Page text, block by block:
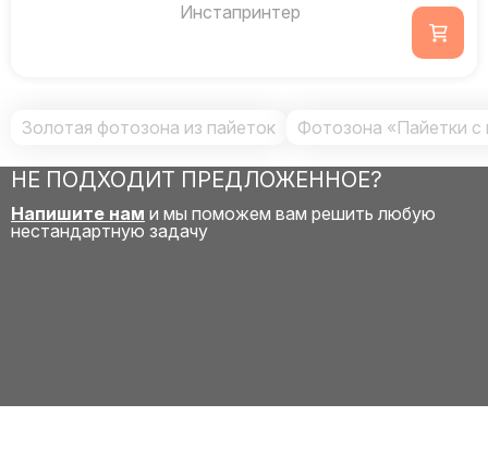
Инстапринтер
Золотая фотозона из пайеток Фотозона «Пайетки с
НЕ ПОДХОДИТ ПРЕДЛОЖЕННОЕ?
Напишите нам и мы поможем вам решить любую
нестандартную задачу